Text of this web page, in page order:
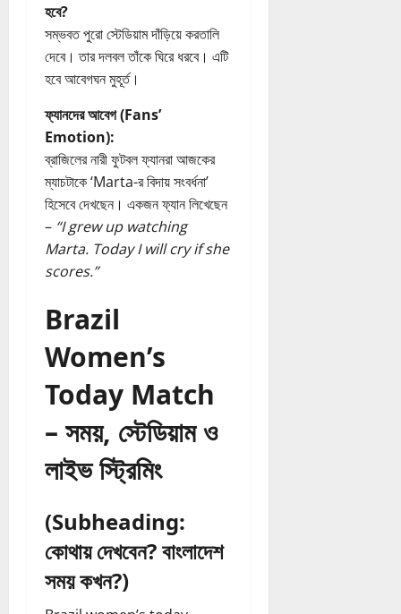
হবে?
সম্ভবত পুরো স্টেডিয়াম দাঁড়িয়ে করতালি
দেবে। তার দলবল তাঁকে ঘিরে ধরবে। এটি
হবে আবেগঘন মুহূর্ত।
ফ্যানদের আবেগ (Fans’
Emotion):
ব্রাজিলের নারী ফুটবল ফ্যানরা আজকের
ম্যাচটাকে ‘Marta-র বিদায় সংবর্ধনা’
হিসেবে দেখছেন। একজন ফ্যান লিখেছেন
– “I grew up watching
Marta. Today I will cry if she
scores.”
Brazil
Women’s
Today Match
– সময়, স্টেডিয়াম ও
লাইভ স্ট্রিমিং
(Subheading:
কোথায় দেখবেন? বাংলাদেশ
সময় কখন?)